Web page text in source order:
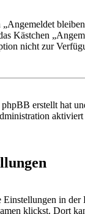
Kästchen
nicht zur
erstellt hat
in
klickst. Dort